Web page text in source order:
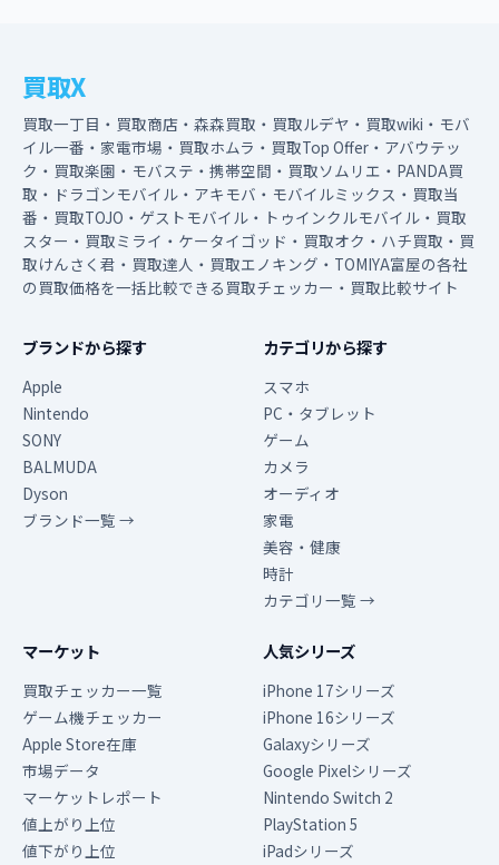
買取X
買取一丁目・買取商店・森森買取・買取ルデヤ・買取wiki・モバ
イル一番・家電市場・買取ホムラ・買取Top Offer・アバウテッ
ク・買取楽園・モバステ・携帯空間・買取ソムリエ・PANDA買
取・ドラゴンモバイル・アキモバ・モバイルミックス・買取当
番・買取TOJO・ゲストモバイル・トゥインクルモバイル・買取
スター・買取ミライ・ケータイゴッド・買取オク・ハチ買取・買
取けんさく君・買取達人・買取エノキング・TOMIYA富屋の各社
の買取価格を一括比較できる買取チェッカー・買取比較サイト
ブランドから探す
Apple
Nintendo
SONY
BALMUDA
Dyson
ブランド一覧 →
カテゴリから探す
スマホ
PC・タブレット
ゲーム
カメラ
オーディオ
家電
美容・健康
時計
カテゴリ一覧 →
マーケット
買取チェッカー一覧
ゲーム機チェッカー
Apple Store在庫
市場データ
マーケットレポート
値上がり上位
値下がり上位
人気シリーズ
iPhone 17シリーズ
iPhone 16シリーズ
Galaxyシリーズ
Google Pixelシリーズ
Nintendo Switch 2
PlayStation 5
iPadシリーズ